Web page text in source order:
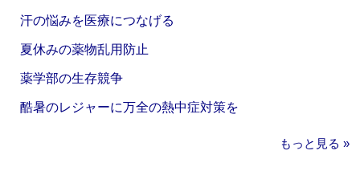
汗の悩みを医療につなげる
夏休みの薬物乱用防止
薬学部の生存競争
酷暑のレジャーに万全の熱中症対策を
もっと見る »